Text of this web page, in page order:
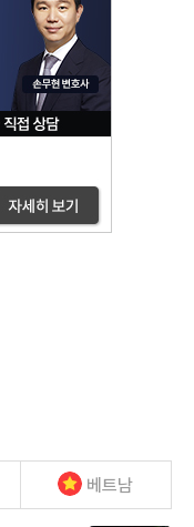
베트남